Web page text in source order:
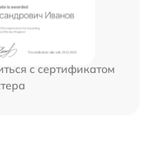
с сертификатом